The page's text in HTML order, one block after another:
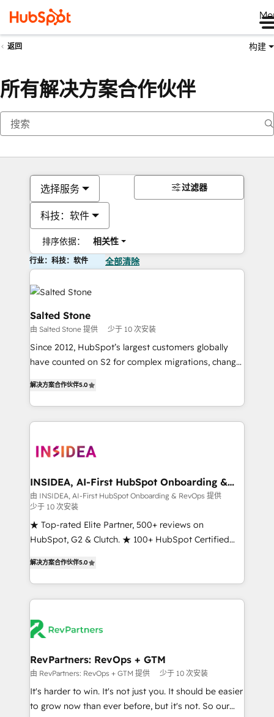
返回 构建
所有解决方案合作伙伴
选择服务
科技：软件
排序依据： 相关性
过滤器
行业：科技：软件 全部清除
Salted Stone
由 Salted Stone 提供 少于 10 次安装
Since 2012, HubSpot’s largest customers globally
have counted on S2 for complex migrations, change
solutions that deliver measurable impact and
transform brand experiences As one of the few full-
service creative agencies in the HubSpot
winning design to build scalable, globally
marketing campaigns, & RevOps frameworks that
fuel long-term success We connect the entire
customer lifecycle through seamless integrations,
ensure long-term adoption with change-
management programs, and align marketing, sales,
HubSpot accreditations and experience across
hundreds of organizations in dozens of industries,
there’s a good chance one of our globally integrated
explore whether S2 is the partner you’ve been
looking for...and get your next big initiative moving!
解决方案合作伙伴5.0
INSIDEA, AI-First HubSpot Onboarding &
RevOps
由 INSIDEA, AI-First HubSpot Onboarding & RevOps 提供
少于 10 次安装
★ Top-rated Elite Partner, 500+ reviews on
HubSpot, G2 & Clutch. ★ 100+ HubSpot Certified
implementations across five continents ★ AI-First,
RevOps-led, Onboarding obsessed ★ Company of
the Year 2024/25 INSIDEA helps growing companies
your team, migrate your data, and build AI-powered
your time zone. What we do ➤ Onboarding: Live in
weeks, with workflows built around your business,
not a template. ➤ Migration: Move from any legacy
CRM. Zero downtime, full data integrity. ➤
解决方案合作伙伴5.0
RevPartners: RevOps + GTM
由 RevPartners: RevOps + GTM 提供 少于 10 次安装
It's harder to win. It's not just you. It should be easier
to grow now than ever before, but it's not. So our